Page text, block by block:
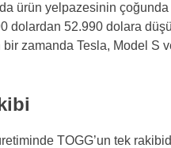
ürün yelpazesinin
dolardan 52.990 dolara
zamanda Tesla, Model S
TOGG’un tek